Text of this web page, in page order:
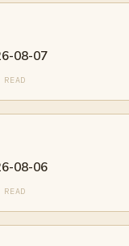
08-07
08-06